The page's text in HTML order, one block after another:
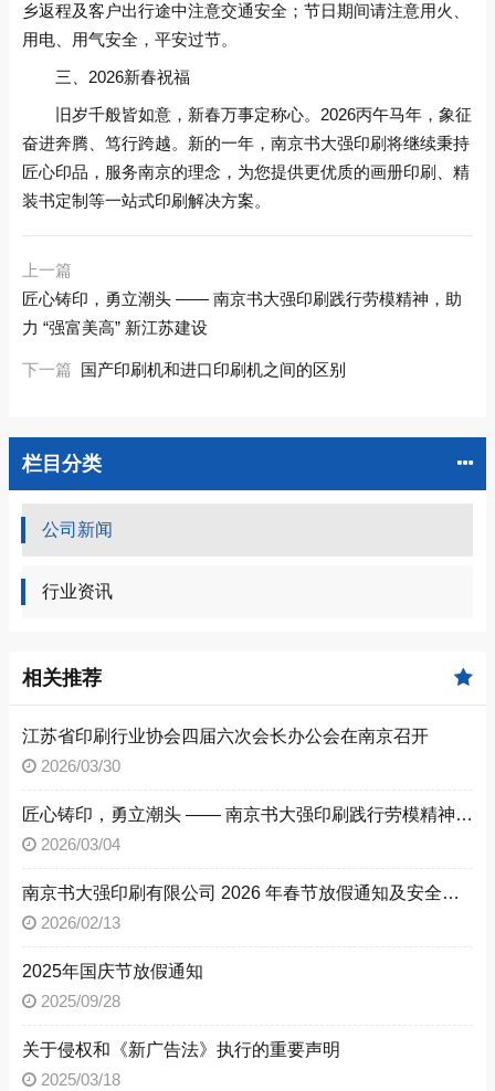
乡返程及客户出行途中注意交通安全；节日期间请注意用火、
用电、用气安全，平安过节。
三、2026新春祝福
旧岁千般皆如意，新春万事定称心。2026丙午马年，象征
奋进奔腾、笃行跨越。新的一年，南京书大强印刷将继续秉持
匠心印品，服务南京的理念，为您提供更优质的画册印刷、精
装书定制等一站式印刷解决方案。
上一篇
匠心铸印，勇立潮头 —— 南京书大强印刷践行劳模精神，助
力 “强富美高” 新江苏建设
下一篇 国产印刷机和进口印刷机之间的区别
栏目分类
公司新闻
行业资讯
相关推荐
江苏省印刷行业协会四届六次会长办公会在南京召开
2026/03/30
匠心铸印，勇立潮头 —— 南京书大强印刷践行劳模精神，助力 “强富美高” 新江苏建设
2026/03/04
​南京书大强印刷有限公司 2026 年春节放假通知及安全公告
2026/02/13
2025年国庆节放假通知
2025/09/28
关于侵权和《新广告法》执行的重要声明
2025/03/18